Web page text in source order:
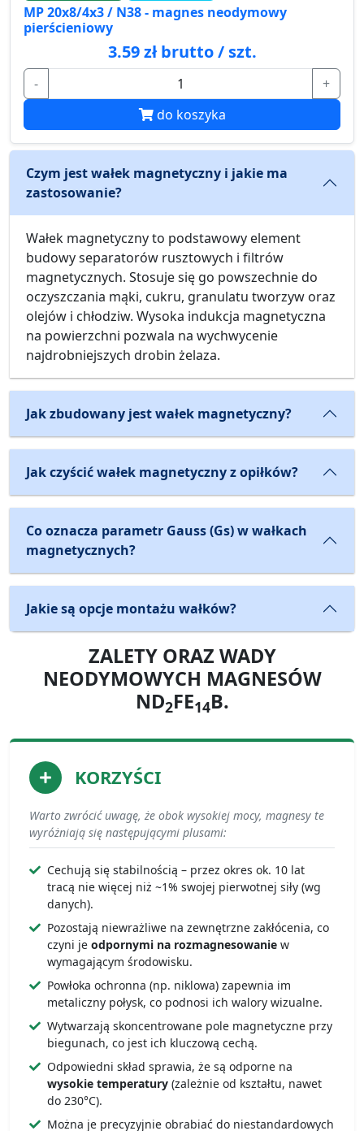
MP 20x8/4x3 / N38 - magnes neodymowy
pierścieniowy
3.59 zł brutto / szt.
-
+
do koszyka
Czym jest wałek magnetyczny i jakie ma
zastosowanie?
Wałek magnetyczny to podstawowy element
budowy separatorów rusztowych i filtrów
magnetycznych. Stosuje się go powszechnie do
oczyszczania mąki, cukru, granulatu tworzyw oraz
olejów i chłodziw. Wysoka indukcja magnetyczna
na powierzchni pozwala na wychwycenie
najdrobniejszych drobin żelaza.
Jak zbudowany jest wałek magnetyczny?
Jak czyścić wałek magnetyczny z opiłków?
Co oznacza parametr Gauss (Gs) w wałkach
magnetycznych?
Jakie są opcje montażu wałków?
ZALETY ORAZ WADY
NEODYMOWYCH MAGNESÓW
ND2FE14B.
KORZYŚCI
Warto zwrócić uwagę, że obok wysokiej mocy, magnesy te
wyróżniają się następującymi plusami:
Cechują się stabilnością – przez okres ok. 10 lat
tracą nie więcej niż ~1% swojej pierwotnej siły (wg
danych).
Pozostają niewrażliwe na zewnętrzne zakłócenia, co
czyni je odpornymi na rozmagnesowanie w
wymagającym środowisku.
Powłoka ochronna (np. niklowa) zapewnia im
metaliczny połysk, co podnosi ich walory wizualne.
Wytwarzają skoncentrowane pole magnetyczne przy
biegunach, co jest ich kluczową cechą.
Odpowiedni skład sprawia, że są odporne na
wysokie temperatury (zależnie od kształtu, nawet
do 230°C).
Można je precyzyjnie obrabiać do niestandardowych